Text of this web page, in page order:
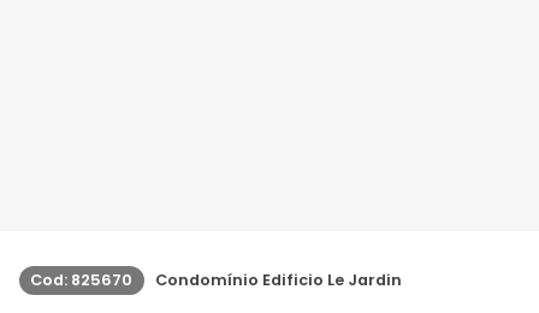
Cod: 825670 Condomínio Edificio Le Jardin